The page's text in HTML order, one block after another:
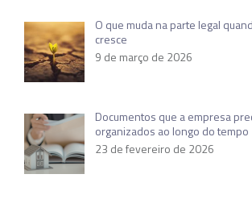
O que muda na parte legal
cresce
9 de março de 2026
Documentos que a empresa
organizados ao longo do tempo
23 de fevereiro de 2026